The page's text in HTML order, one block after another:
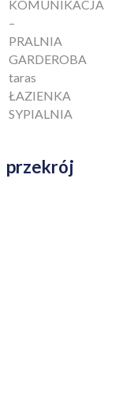
KOMUNIKACJA
–
PRALNIA
GARDEROBA
taras
ŁAZIENKA
SYPIALNIA
przekrój